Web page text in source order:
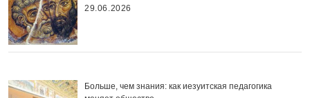
29.06.2026
Больше, чем знания: как иезуитская педагогика